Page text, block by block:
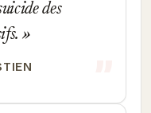
des